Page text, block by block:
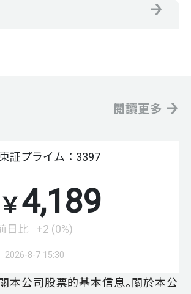
閱讀更多
本公司股票的基本信息。關於本公